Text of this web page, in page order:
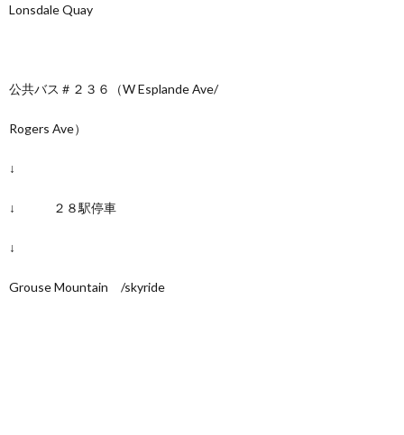
Lonsdale Quay
公共バス＃２３６（W Esplande Ave/
Rogers Ave）
↓
↓ ２８駅停車
↓
Grouse Mountain /skyride